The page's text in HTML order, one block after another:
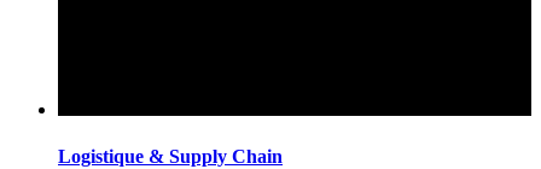
Logistique & Supply Chain